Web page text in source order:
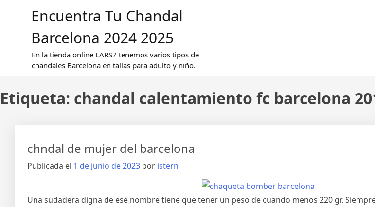
Encuentra Tu Chandal
Barcelona 2024 2025
En la tienda online LARS7 tenemos varios tipos de
chandales Barcelona en tallas para adulto y niño.
Etiqueta: chandal calentamiento fc barcelona
chndal de mujer del barcelona
Publicada el 1 de junio de 2023 por istern
Una sudadera digna de ese nombre tiene que tener un peso de cuando menos 220 gr.